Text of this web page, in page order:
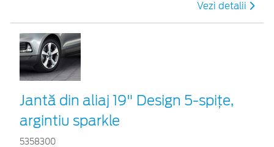
Vezi detalii
Jantă din aliaj 19" Design 5-spiţe,
argintiu sparkle
5358300